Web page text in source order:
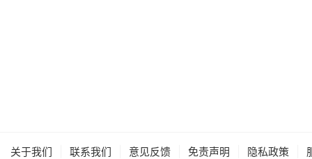
关于我们 联系我们 意见反馈 免责声明 隐私政策